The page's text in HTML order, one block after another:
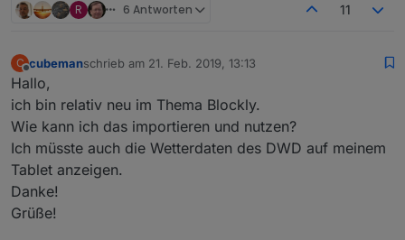
R 6 Antworten 11
C
Offline
cubemanschrieb am 21. Feb. 2019, 13:13
zuletzt editiert von
Hallo,
ich bin relativ neu im Thema Blockly.
Wie kann ich das importieren und nutzen?
Ich müsste auch die Wetterdaten des DWD auf meinem
Tablet anzeigen.
Danke!
Grüße!